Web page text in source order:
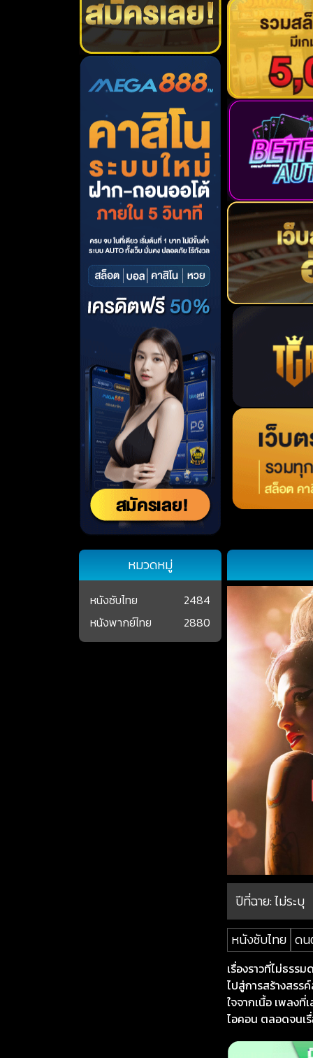
ปีที่ฉาย:ไม่ระบุ
หนังซับไทย ด
เรื่องราวที่ไม่ธรร
ไปสู่การสร้างสรร
ใจจากเนื้อ เพลง
ไอคอน ตลอดจนเ
หมวดหมู่
หนังซับไทย
2484
หนังพากย์ไทย
2880